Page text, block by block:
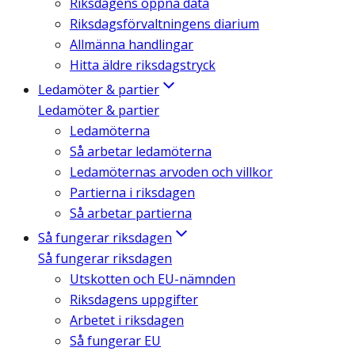
Riksdagsförvaltningens diarium
Allmänna handlingar
Hitta äldre riksdagstryck
Ledamöter & partier
Ledamöter & partier
Ledamöterna
Så arbetar ledamöterna
Ledamöternas arvoden och villkor
Partierna i riksdagen
Så arbetar partierna
Så fungerar riksdagen
Så fungerar riksdagen
Utskotten och EU-nämnden
Riksdagens uppgifter
Arbetet i riksdagen
Så fungerar EU